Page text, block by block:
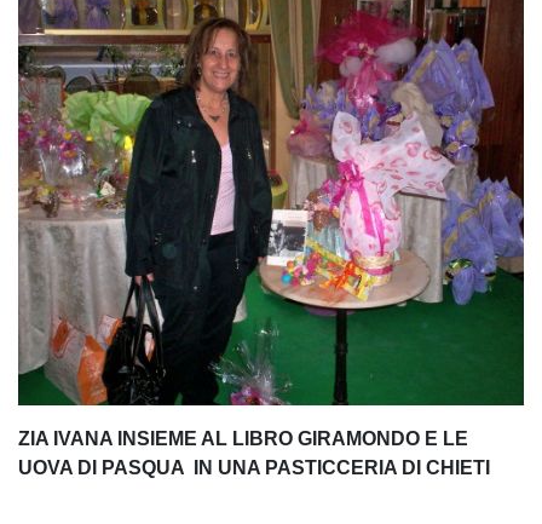
ZIA IVANA INSIEME AL LIBRO GIRAMONDO E LE
UOVA DI PASQUA IN UNA PASTICCERIA DI CHIETI